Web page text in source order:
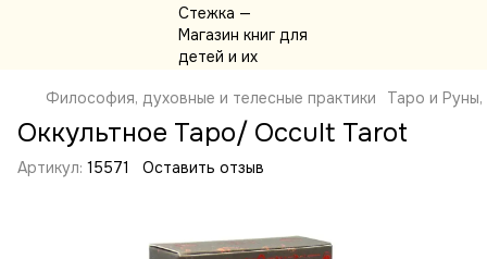
Философия, духовные и телесные практики Таро и
Оккультное Таро/ Occult Tarot
Артикул: 15571 Оставить отзыв